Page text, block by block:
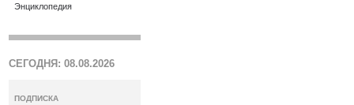
Энциклопедия
СЕГОДНЯ: 08.08.2026
ПОДПИСКА